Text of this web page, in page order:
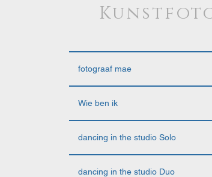
fotograaf mae
Wie ben ik
dancing in the studio Solo
dancing in the studio Duo